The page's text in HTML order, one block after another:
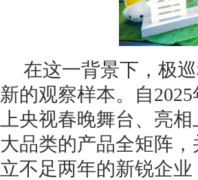
在这一背景下，极
新的观察样本。自
上央视春晚舞台、亮
大品类的产品全矩阵
立不足两年的新锐企